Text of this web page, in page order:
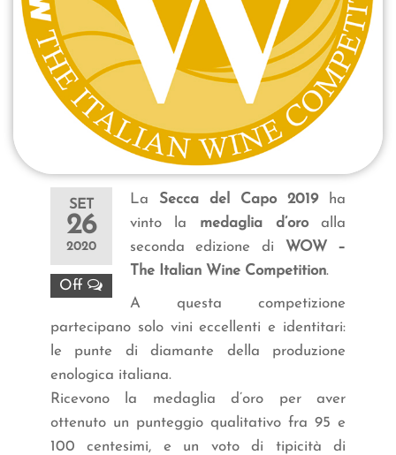
SET
26
2020
Off
La Secca del Capo 2019ha
vinto la medaglia d’oroalla
seconda edizione di WOW –
The Italian Wine Competition.
A questa competizione
partecipano solo vini eccellenti e identitari:
le punte di diamante della produzione
enologica italiana.
Ricevono la medaglia d’oro per aver
ottenuto un punteggio qualitativo fra 95 e
100 centesimi, e un voto di tipicità di